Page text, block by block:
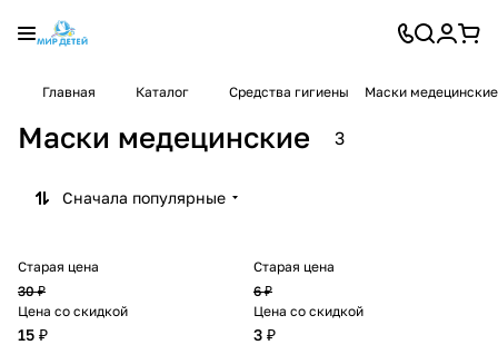
Главная Каталог Средства гигиены Маски медецинские
Маски медецинские 3
Сначала популярные
Старая цена
30 ₽
Цена со скидкой
15 ₽
Старая цена
6 ₽
Цена со скидкой
3 ₽